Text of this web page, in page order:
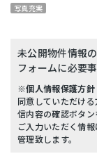
写真充実
未公開物件情報
フォームに必要
※個人情報保護方針
同意していただけ
信内容の確認ボタン
ご入力いただく情
管理致します。